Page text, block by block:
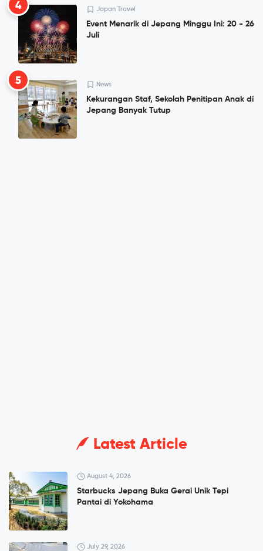
4 Japan Travel
Event Menarik di Jepang Minggu Ini: 20 - 26
Juli
5 News
Kekurangan Staf, Sekolah Penitipan Anak di
Jepang Banyak Tutup
Latest Article
August 4, 2026
Starbucks Jepang Buka Gerai Unik Tepi
Pantai di Yokohama
July 29, 2026